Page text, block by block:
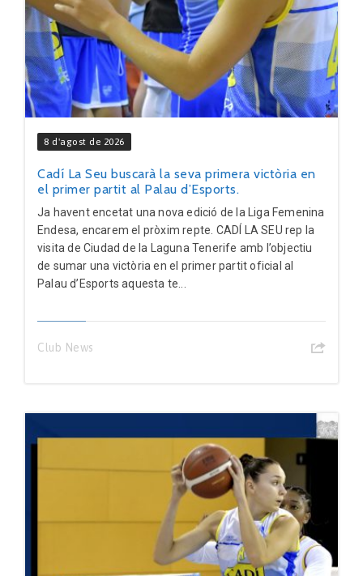
8 d'agost de 2026
Cadí La Seu buscarà la seva primera victòria en
el primer partit al Palau d’Esports.
Ja havent encetat una nova edició de la Liga Femenina
Endesa, encarem el pròxim repte. CADÍ LA SEU rep la
visita de Ciudad de la Laguna Tenerife amb l’objectiu
de sumar una victòria en el primer partit oficial al
Palau d’Esports aquesta te...
Club News